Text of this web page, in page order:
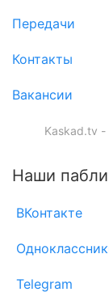
Передачи
Контакты
Вакансии
Kaskad.tv -
Наши
ВКонтакте
Telegram